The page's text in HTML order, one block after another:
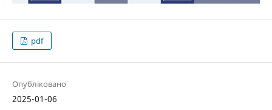
pdf
Опубліковано
2025-01-06